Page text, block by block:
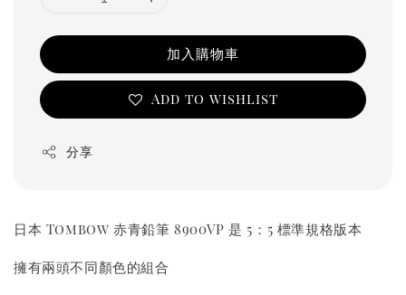
加入購物車
Add to wishlist
分享
日本 Tombow 赤青鉛筆 8900VP 是 5：5 標準規格版本
擁有兩頭不同顏色的組合